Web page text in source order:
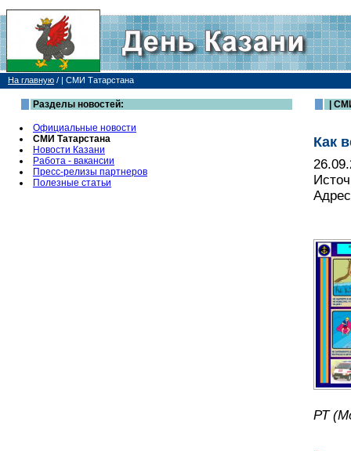
На главную / | СМИ Татарстана
Разделы новостей:
Официальные новости
СМИ Татарстана
Новости Казани
Работа - вакансии
Пресс-релизы партнеров
Полезные статьи
|
Как
РТ